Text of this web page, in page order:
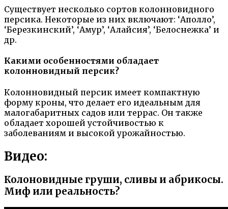
Существует несколько сортов колонновидного
персика. Некоторые из них включают: ‘Аполло’,
‘Березкинский’, ‘Амур’, ‘Алайсия’, ‘Белоснежка’ и
др.
Какими особенностями обладает
колонновидный персик?
Колонновидный персик имеет компактную
форму кроны, что делает его идеальным для
малогабаритных садов или террас. Он также
обладает хорошей устойчивостью к
заболеваниям и высокой урожайностью.
Видео:
Колоновидные груши, сливы и абрикосы.
Миф или реальность?